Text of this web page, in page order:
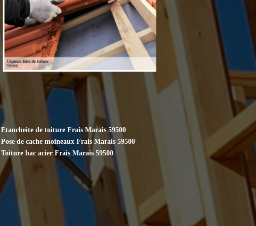
Etancheite de toiture Frais Marais 59500
Pose de cache moineaux Frais Marais 59500
Toiture bac acier Frais Marais 59500